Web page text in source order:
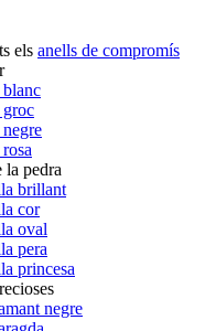
els anells de compromís
groc
la pedra
brillant
cor
oval
pera
princesa
negre